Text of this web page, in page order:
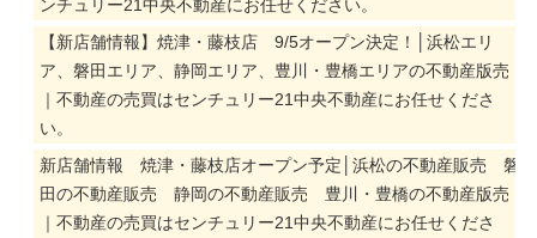
ンチュリー21中央不動産にお任せください。
【新店舗情報】焼津・藤枝店 9/5オープン決定！│浜松エリ
ア、磐田エリア、静岡エリア、豊川・豊橋エリアの不動産版売
｜不動産の売買はセンチュリー21中央不動産にお任せくださ
い。
新店舗情報 焼津・藤枝店オープン予定│浜松の不動産販売 磐
田の不動産販売 静岡の不動産販売 豊川・豊橋の不動産版売
｜不動産の売買はセンチュリー21中央不動産にお任せくださ